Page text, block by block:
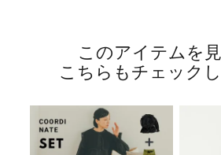
このアイテムを
こちらもチェック